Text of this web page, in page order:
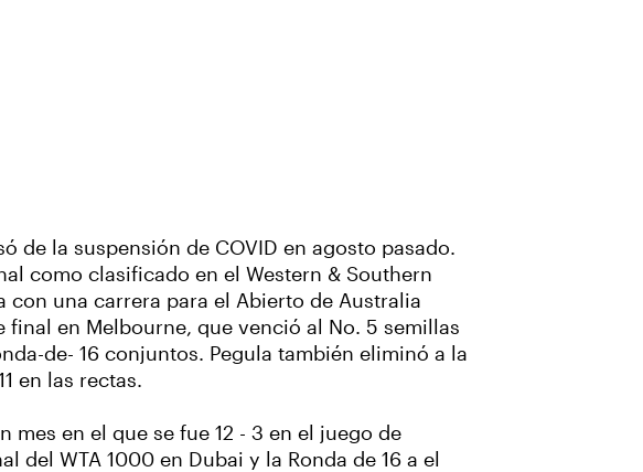
de la suspensión de COVID en agosto pasado.
como clasificado en el Western & Southern
con una carrera para el Abierto de Australia
en Melbourne, que venció al No. 5 semillas
de- 16 conjuntos. Pegula también eliminó a la
en las rectas.
mes en el que se fue 12 - 3 en el juego de
WTA 1000 en Dubai y la Ronda de 16 a el